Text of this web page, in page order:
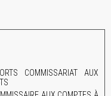
COMMISSARIAT AUX